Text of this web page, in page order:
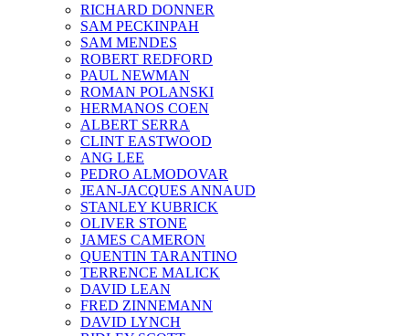
RICHARD DONNER
SAM PECKINPAH
SAM MENDES
ROBERT REDFORD
PAUL NEWMAN
ROMAN POLANSKI
HERMANOS COEN
ALBERT SERRA
CLINT EASTWOOD
ANG LEE
PEDRO ALMODOVAR
JEAN-JACQUES ANNAUD
STANLEY KUBRICK
OLIVER STONE
JAMES CAMERON
QUENTIN TARANTINO
TERRENCE MALICK
DAVID LEAN
FRED ZINNEMANN
DAVID LYNCH